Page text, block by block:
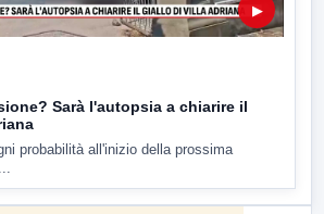
▶
Sarà l'autopsia a chiarire il
probabilità all'inizio della prossima